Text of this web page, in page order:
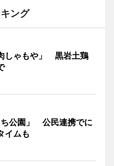
ング
しゃもや」 黒岩土鶏
公園」 公民連携でに
イムも